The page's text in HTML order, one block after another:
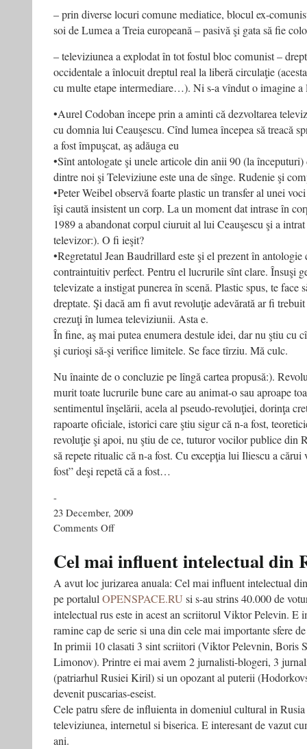
– prin diverse locuri comune mediatice, blocul ex-
soi de Lumea a Treia europeană – pasivă şi gata să fie
– televiziunea a explodat în tot fostul bloc comunist –
occidentale a înlocuit dreptul real la liberă circulaţie
cu multe etape intermediare…). Ni s-a vîndut o imagine a
•Aurel Codoban începe prin a aminti că dezvoltarea
cu domnia lui Ceauşescu. Cînd lumea începea să treacă
a fost împuşcat, aş adăuga eu
•Sînt antologate şi unele articole din anii 90 (la
dintre noi şi Televiziune este una de sînge. Rudenie şi
•Peter Weibel observă foarte plastic un transfer al unei
îşi caută insistent un corp. La un moment dat intrase în
1989 a abandonat corpul ciuruit al lui Ceauşescu şi a
televizor:). O fi ieşit?
•Regretatul Jean Baudrillard este şi el prezent în antologie
contraintuitiv perfect. Pentru el lucrurile sînt clare. Însuşi
televizate a instigat punerea în scenă. Plastic spus, te face
dreptate. Şi dacă am fi avut revoluţie adevărată ar fi
crezuţi în lumea televiziunii. Asta e.
În fine, aş mai putea enumera destule idei, dar nu ştiu cu
şi curioşi să-şi verifice limitele. Se face tîrziu. Mă culc.
Nu înainte de o concluzie pe lîngă cartea propusă:).
murit toate lucrurile bune care au animat-o sau aproape
sentimentul înşelării, acela al pseudo-revoluţiei, dorinţa
rapoarte oficiale, istorici care ştiu sigur că n-a fost,
revoluţie şi apoi, nu ştiu de ce, tuturor vocilor publice din
să repete ritualic că n-a fost. Cu excepţia lui Iliescu a cărui
fost” deşi repetă că a fost…
-
23 December, 2009
Comments Offon
la
Cum
am
distrus
mai
mare
mit
democratic
Cel mai influent intelectual din
A avut loc jurizarea anuala: Cel mai influent intelectual
pe portalulOPENSPACE.RU si s-au strins 40.000 de
intelectual rus este in acest an scriitorul Viktor Pelevin. E
ramine cap de serie si una din cele mai importante sfere
In primii 10 clasati 3 sint scriitori (Viktor Pelevnin, Boris
Limonov). Printre ei mai avem 2 jurnalisti-blogeri, 3
(patriarhul Rusiei Kiril) si un opozant al puterii
devenit puscarias-eseist.
Cele patru sfere de influienta in domeniul cultural in
televiziunea, internetul si biserica. E interesant de vazut
ani.